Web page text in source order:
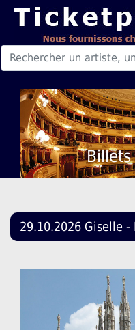
Billets
29.10.2026 Giselle -